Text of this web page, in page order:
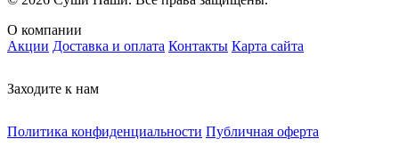
О компании
Акции Доставка и оплата Контакты Карта сайта
Заходите к нам
Политика конфиденциальности Публичная оферта